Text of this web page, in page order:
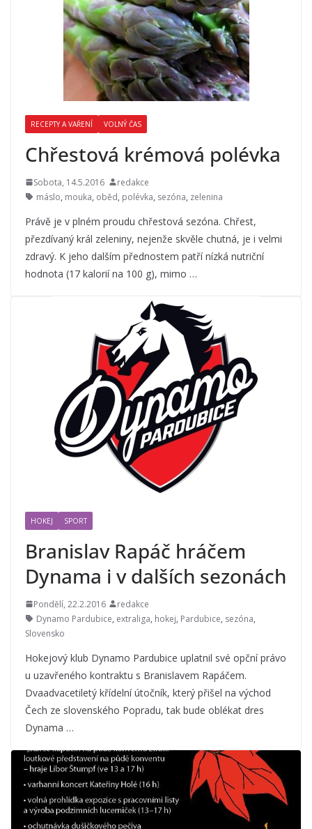
RECEPTY A VAŘENÍ VOLNÝ ČAS
Chřestová krémová polévka
Sobota, 14.5.2016
redakce
máslo, mouka, oběd, polévka, sezóna, zelenina
Právě je v plném proudu chřestová sezóna. Chřest,
přezdívaný král zeleniny, nejenže skvěle chutná, je i velmi
zdravý. K jeho dalším přednostem patří nízká nutriční
hodnota (17 kalorií na 100 g), mimo …
HOKEJ SPORT
Branislav Rapáč hráčem
Dynama i v dalších sezonách
Pondělí, 22.2.2016
redakce
Dynamo Pardubice, extraliga, hokej, Pardubice, sezóna,
Slovensko
Hokejový klub Dynamo Pardubice uplatnil své opční právo
u uzavřeného kontraktu s Branislavem Rapáčem.
Dvaadvacetiletý křídelní útočník, který přišel na východ
Čech ze slovenského Popradu, tak bude oblékat dres
Dynama …